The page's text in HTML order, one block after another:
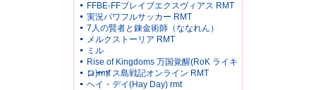
FFBE-FFブレイブエクスヴィアス RMT
実況パワフルサッカー RMT
7人の賢者と錬金術師（ななれん）
メルクストーリア RMT
ミル
Rise of Kingdoms 万国覚醒(RoK ライキ
ン)rmt
ロードス島戦記オンライン RMT
ヘイ・デイ(Hay Day) rmt